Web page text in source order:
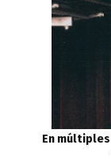
En